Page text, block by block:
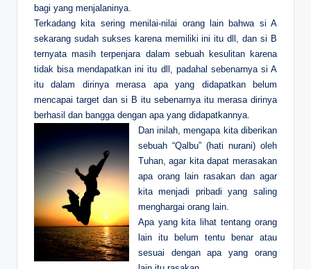
bagi yang menjalaninya.
Terkadang kita sering menilai-nilai orang lain bahwa si A
sekarang sudah sukses karena memiliki ini itu dll, dan si B
ternyata masih terpenjara dalam sebuah kesulitan karena
tidak bisa mendapatkan ini itu dll, padahal sebenarnya si A
itu dalam dirinya merasa apa yang didapatkan belum
mencapai target dan si B itu sebenarnya itu merasa dirinya
berhasil dan bangga dengan apa yang didapatkannya.
Dan inilah, mengapa kita diberikan
sebuah “Qalbu” (hati nurani) oleh
Tuhan, agar kita dapat merasakan
apa orang lain rasakan dan agar
kita menjadi pribadi yang saling
menghargai orang lain.
Apa yang kita lihat tentang orang
lain itu belum tentu benar atau
sesuai dengan apa yang orang